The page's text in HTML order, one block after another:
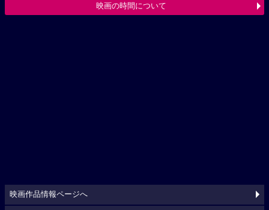
映画の時間について
映画作品情報ページへ